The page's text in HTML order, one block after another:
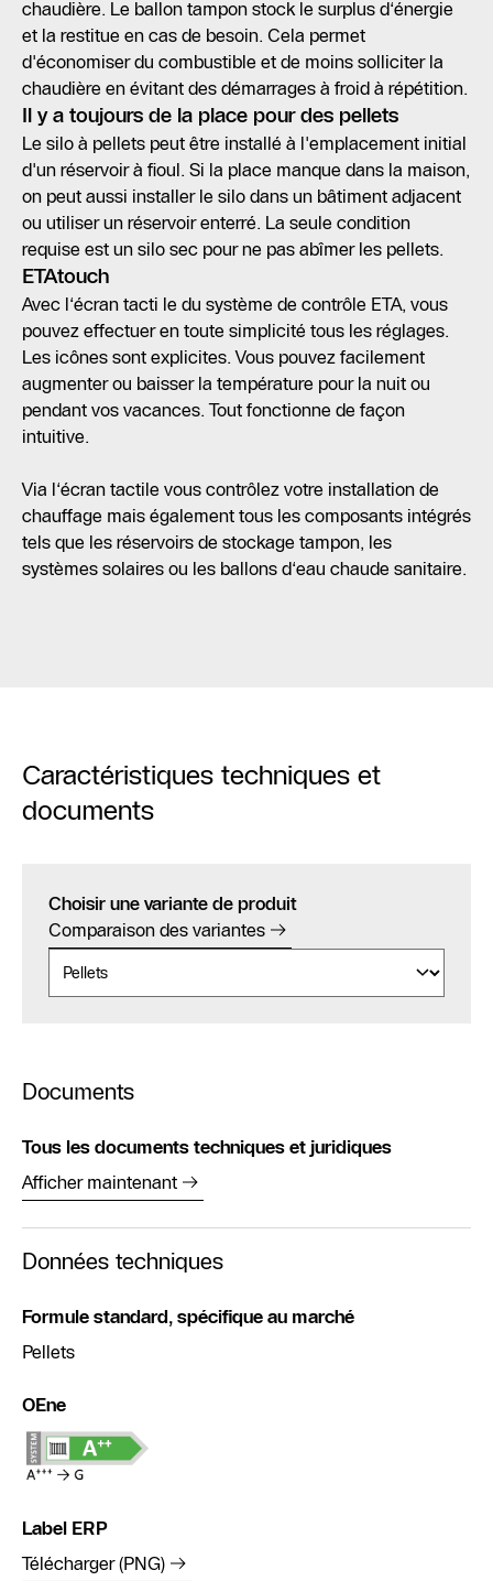
chaudière. Le ballon tampon stock le surplus d‘énergie
et la restitue en cas de besoin. Cela permet
d'économiser du combustible et de moins solliciter la
chaudière en évitant des démarrages à froid à répétition.
Il y a toujours de la place pour des pellets
Le silo à pellets peut être installé à l'emplacement initial
d'un réservoir à fioul. Si la place manque dans la maison,
on peut aussi installer le silo dans un bâtiment adjacent
ou utiliser un réservoir enterré. La seule condition
requise est un silo sec pour ne pas abîmer les pellets.
ETAtouch
Avec l‘écran tacti le du système de contrôle ETA, vous
pouvez effectuer en toute simplicité tous les réglages.
Les icônes sont explicites. Vous pouvez facilement
augmenter ou baisser la température pour la nuit ou
pendant vos vacances. Tout fonctionne de façon
intuitive.
Via l‘écran tactile vous contrôlez votre installation de
chauffage mais également tous les composants intégrés
tels que les réservoirs de stockage tampon, les
systèmes solaires ou les ballons d‘eau chaude sanitaire.
Caractéristiques techniques et
documents
Choisir une variante de produit
Comparaison des variantes
Documents
Tous les documents techniques et juridiques
Afficher maintenant
Données techniques
Formule standard, spécifique au marché
Pellets
OEne
Label ERP
Télécharger (PNG)